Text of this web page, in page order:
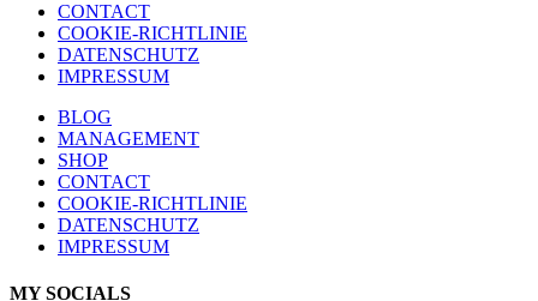
CONTACT
COOKIE-RICHTLINIE
DATENSCHUTZ
IMPRESSUM
BLOG
MANAGEMENT
SHOP
CONTACT
COOKIE-RICHTLINIE
DATENSCHUTZ
IMPRESSUM
MY SOCIALS